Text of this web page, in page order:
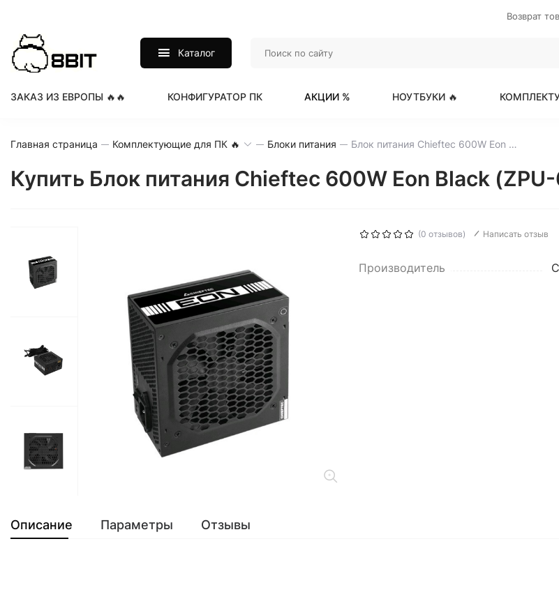
Возврат
Каталог
ЗАКАЗ ИЗ ЕВРОПЫ 🔥🔥 КОНФИГУРАТОР ПК АКЦИИ % НОУТБУКИ 🔥
Главная страница Комплектующие для ПК 🔥 Блоки питания Блок питания Chieftec 600W Eon Black (ZPU-600S)
Купить Блок питания Chieftec 600W Eon Black
(0 отзывов) Написать отзыв
Производитель
Описание Параметры Отзывы